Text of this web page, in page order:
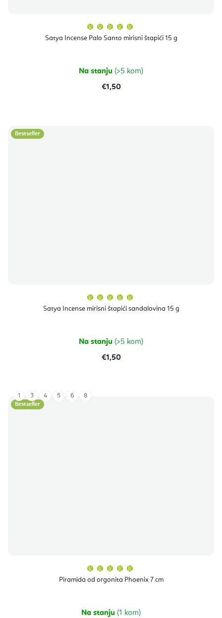
Satya Incense Palo Santo mirisni štapići 15 g
proizvoda
je
zvjezdica.
Na stanju (>5 kom)
€1,50
Bestseller
Satya Incense mirisni štapići sandalovina 15 g
proizvoda
je
zvjezdica.
Na stanju (>5 kom)
€1,50
Bestseller
Piramida od orgonita Phoenix 7 cm
proizvoda
je
zvjezdica.
Na stanju (1 kom)
1 3 4 5 6 8